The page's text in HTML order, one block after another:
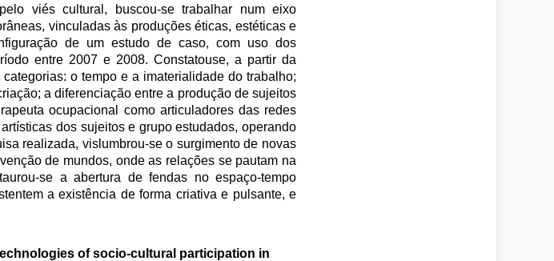
viés cultural, buscou-se trabalhar num eixo
vinculadas às produções éticas, estéticas e
de um estudo de caso, com uso dos
entre 2007 e 2008. Constatouse, a partir da
o tempo e a imaterialidade do trabalho;
a diferenciação entre a produção de sujeitos
ocupacional como articuladores das redes
dos sujeitos e grupo estudados, operando
realizada, vislumbrou-se o surgimento de novas
de mundos, onde as relações se pautam na
se a abertura de fendas no espaço-tempo
a existência de forma criativa e pulsante, e
of socio-cultural participation in